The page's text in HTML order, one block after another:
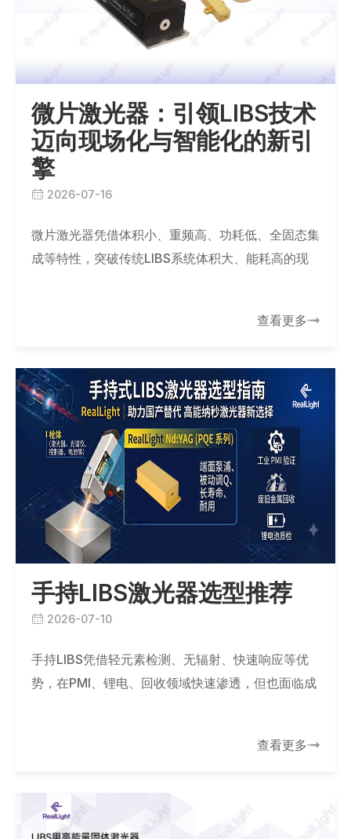
微片激光器：引领LIBS技术
迈向现场化与智能化的新引
擎
2026-07-16
微片激光器凭借体积小、重频高、功耗低、全固态集
成等特性，突破传统LIBS系统体积大、能耗高的现
查看更多
手持LIBS激光器选型推荐
2026-07-10
手持LIBS凭借轻元素检测、无辐射、快速响应等优
势，在PMI、锂电、回收领域快速渗透，但也面临成
查看更多